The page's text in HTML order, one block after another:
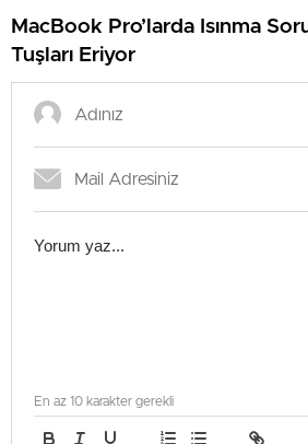
MacBook Pro’larda Isınma
Tuşları Eriyor
En az 10 karakter gerekli